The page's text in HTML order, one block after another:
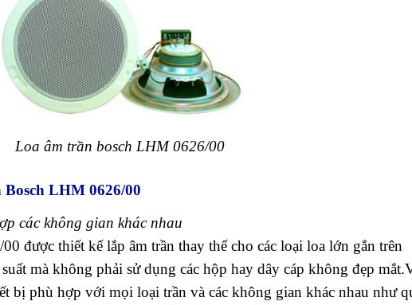
Loa âm trần bosch LHM 0626/00
LHM 0626/00
các không gian khác nhau
được thiết kế lắp âm trần thay thế cho các loại loa lớn gắn trên
mà không phải sử dụng các hộp hay dây cáp không đẹp
bị phù hợp với mọi loại trần và các không gian khác nhau như